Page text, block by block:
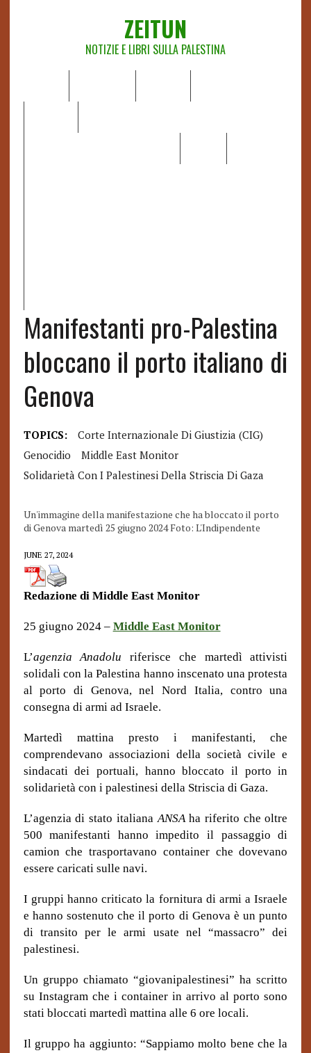
ZEITUN
NOTIZIE E LIBRI SULLA PALESTINA
Manifestanti pro-Palestina
bloccano il porto italiano di
Genova
TOPICS:
Corte Internazionale Di Giustizia (CIG)
Genocidio
Middle East Monitor
Solidarietà Con I Palestinesi Della Striscia Di Gaza
Un'immagine della manifestazione che ha bloccato il porto
di Genova martedì 25 giugno 2024 Foto: L'Indipendente
JUNE 27, 2024
Redazione di Middle East Monitor
25 giugno 2024 – Middle East Monitor
L’agenzia Anadolu riferisce che martedì attivisti
solidali con la Palestina hanno inscenato una protesta
al porto di Genova, nel Nord Italia, contro una
consegna di armi ad Israele.
Martedì mattina presto i manifestanti, che
comprendevano associazioni della società civile e
sindacati dei portuali, hanno bloccato il porto in
solidarietà con i palestinesi della Striscia di Gaza.
L’agenzia di stato italianaANSAha riferito che oltre
500 manifestanti hanno impedito il passaggio di
camion che trasportavano container che dovevano
essere caricati sulle navi.
I gruppi hanno criticato la fornitura di armi a Israele
e hanno sostenuto che il porto di Genova è un punto
di transito per le armi usate nel “massacro” dei
palestinesi.
Un gruppo chiamato “giovanipalestinesi” ha scritto
su Instagram che i container in arrivo al porto sono
stati bloccati martedì mattina alle 6 ore locali.
Il gruppo ha aggiunto: “Sappiamo molto bene che la